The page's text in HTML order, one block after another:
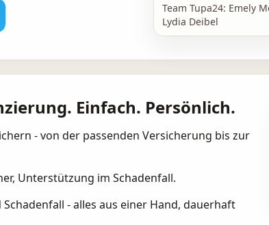
Team Tupa24: Emely
Lydia Deibel
Einfach. Persönlich.
- von der passenden Versicherung bis zur
Unterstützung im Schadenfall.
- alles aus einer Hand, dauerhaft